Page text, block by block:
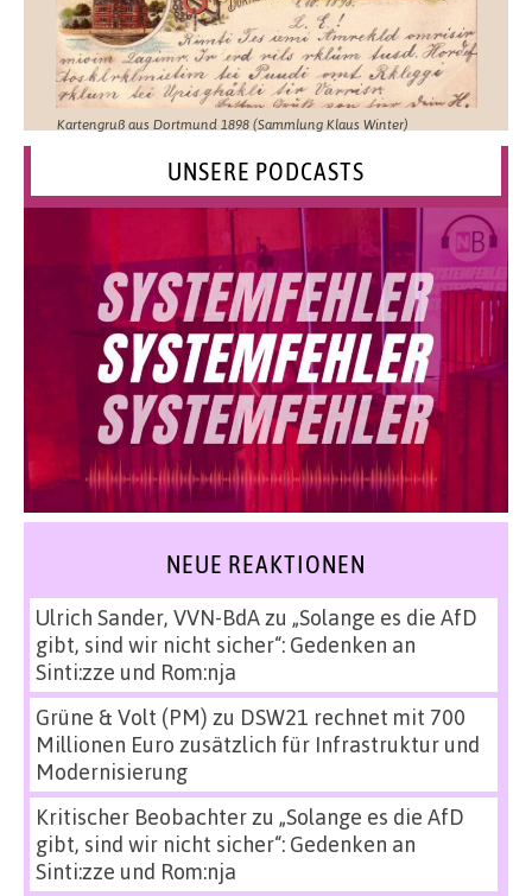
Kartengruß aus Dortmund 1898 (Sammlung Klaus Winter)
UNSERE PODCASTS
NEUE REAKTIONEN
Ulrich Sander, VVN-BdAzu „Solange es die AfD
gibt, sind wir nicht sicher“: Gedenken an
Sinti:zze und Rom:nja
Grüne & Volt (PM) zu DSW21 rechnet mit 700
Millionen Euro zusätzlich für Infrastruktur und
Modernisierung
Kritischer Beobachterzu „Solange es die AfD
gibt, sind wir nicht sicher“: Gedenken an
Sinti:zze und Rom:nja